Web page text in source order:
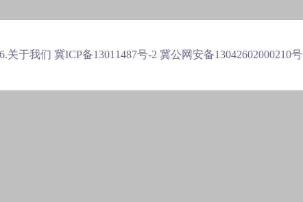
关于我们 冀ICP备13011487号-2 冀公网安备13042602000210号